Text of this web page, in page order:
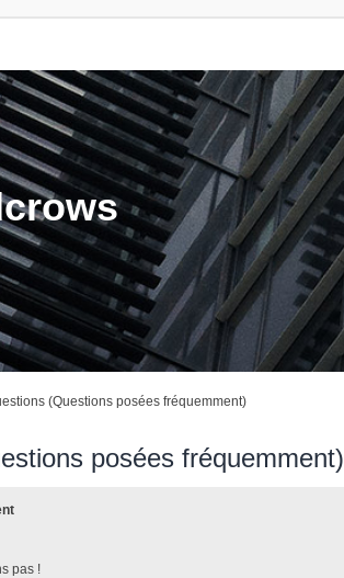
(Questions posées fréquemment)
posées fréquemment)
pas !